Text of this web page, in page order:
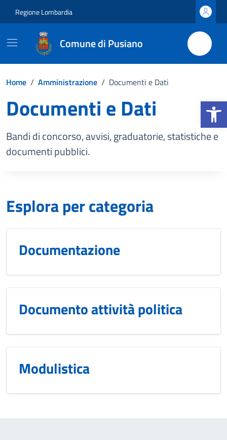
Regione Lombardia
Comune di Pusiano
Home / Amministrazione / Documenti e Dati
Documenti e Dati
Bandi di concorso, avvisi, graduatorie, statistiche e
documenti pubblici.
Esplora per categoria
Documentazione
Documento attività politica
Modulistica
Apri la